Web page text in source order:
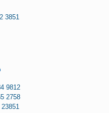
3851
9812
2758